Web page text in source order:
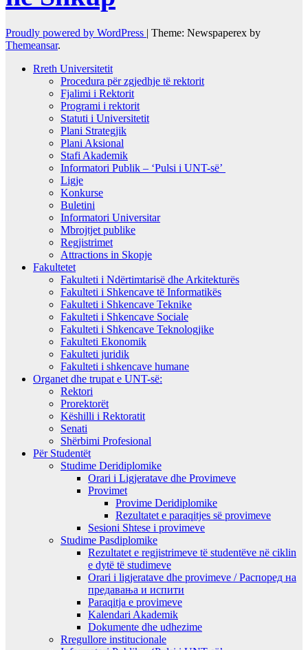
Proudly powered by WordPress | Theme: Newspaperex by
Themeansar.
Rreth Universitetit
Procedura për zgjedhje të rektorit
Fjalimi i Rektorit
Programi i rektorit
Statuti i Universitetit
Plani Strategjik
Plani Aksional
Stafi Akademik
Informatori Publik – ‘Pulsi i UNT-së’
Ligje
Konkurse
Buletini
Informatori Universitar
Mbrojtjet publike
Regjistrimet
Attractions in Skopje
Fakultetet
Fakulteti i Ndërtimtarisë dhe Arkitekturës
Fakulteti i Shkencave të Informatikës
Fakulteti i Shkencave Teknike
Fakulteti i Shkencave Sociale
Fakulteti i Shkencave Teknologjike
Fakulteti Ekonomik
Fakulteti juridik
Fakulteti i shkencave humane
Organet dhe trupat e UNT-së:
Rektori
Prorektorët
Këshilli i Rektoratit
Senati
Shërbimi Profesional
Për Studentët
Studime Deridiplomike
Orari i Ligjeratave dhe Provimeve
Provimet
Provime Deridiplomike
Rezultatet e paraqitjes së provimeve
Sesioni Shtese i provimeve
Studime Pasdiplomike
Rezultatet e regjistrimeve të studentëve në ciklin
e dytë të studimeve
Orari i ligjeratave dhe provimeve / Распоред на
предавањa и испити
Paraqitja e provimeve
Kalendari Akademik
Dokumente dhe udhezime
Rregullore institucionale